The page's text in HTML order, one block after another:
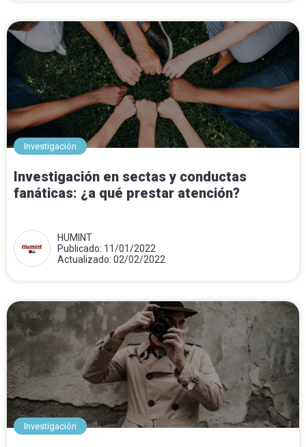
Investigación
Investigación en sectas y conductas
fanáticas: ¿a qué prestar atención?
HUMINT
Publicado: 11/01/2022
Actualizado: 02/02/2022
Investigación